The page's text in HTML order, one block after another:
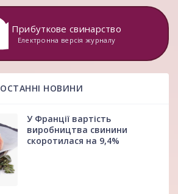
Прибуткове свинарство
Електронна версія журналу
ОСТАННІ НОВИНИ
У Франції вартість
виробництва свинини
скоротилася на 9,4%